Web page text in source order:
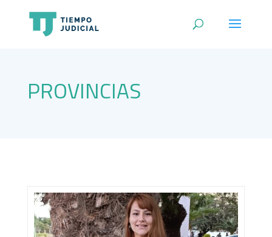
PROVINCIAS